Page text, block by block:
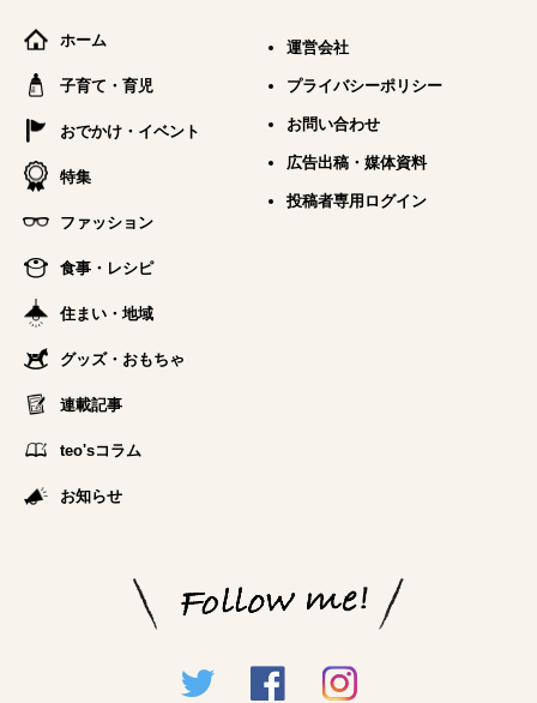
ホーム
子育て・育児
おでかけ・イベント
特集
ファッション
食事・レシピ
住まい・地域
グッズ・おもちゃ
連載記事
teo'sコラム
お知らせ
運営会社
プライバシーポリシー
お問い合わせ
広告出稿・媒体資料
投稿者専用ログイン